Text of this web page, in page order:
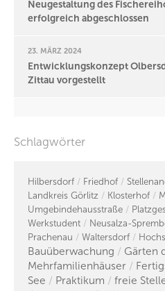
Neugestaltung des
erfolgreich abgeschlossen
23. MÄRZ 2024
Entwicklungskonzept
Zittau vorgestellt
Schlagwörter
Hilbersdorf Friedhof
Landkreis Görlitz
Klosterhof
Umgebindehausstraße
Werkstudent
Neusalza-
Prachenau
Waltersdorf
Bauüberwachung
Gärten
Mehrfamilienhäuser
See
Praktikum freie